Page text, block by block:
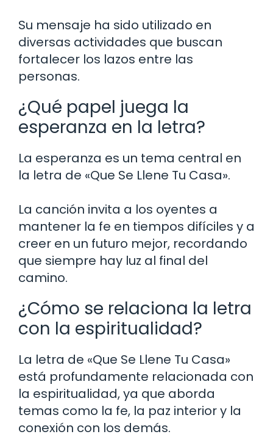
Su mensaje ha sido utilizado en
diversas actividades que buscan
fortalecer los lazos entre las
personas.
¿Qué papel juega la
esperanza en la letra?
La esperanza es un tema central en
la letra de «Que Se Llene Tu Casa».
La canción invita a los oyentes a
mantener la fe en tiempos difíciles y a
creer en un futuro mejor, recordando
que siempre hay luz al final del
camino.
¿Cómo se relaciona la letra
con la espiritualidad?
La letra de «Que Se Llene Tu Casa»
está profundamente relacionada con
la espiritualidad, ya que aborda
temas como la fe, la paz interior y la
conexión con los demás.